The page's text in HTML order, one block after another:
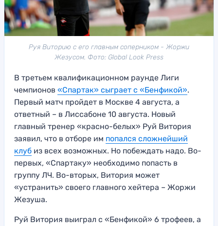
Руя Виторию с его главным соперником - Жоржи
Жезусом. Фото: Global Look Press
В третьем квалификационном раунде Лиги
чемпионов «Спартак» сыграет с «Бенфикой».
Первый матч пройдет в Москве 4 августа, а
ответный – в Лиссабоне 10 августа. Новый
главный тренер «красно-белых» Руй Витория
заявил, что в отборе им попался сложнейший
клуб из всех возможных. Но побеждать надо. Во-
первых, «Спартаку» необходимо попасть в
группу ЛЧ. Во-вторых, Витория может
«устранить» своего главного хейтера – Жоржи
Жезуша.
Руй Витория выиграл с «Бенфикой» 6 трофеев, а